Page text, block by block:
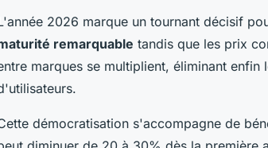
2026 marque un tournant décisif
remarquable tandis que les prix
marques se multiplient, éliminant
démocratisation s'accompagne de